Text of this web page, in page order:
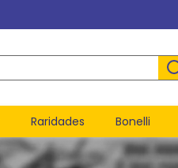
Raridades Bonelli